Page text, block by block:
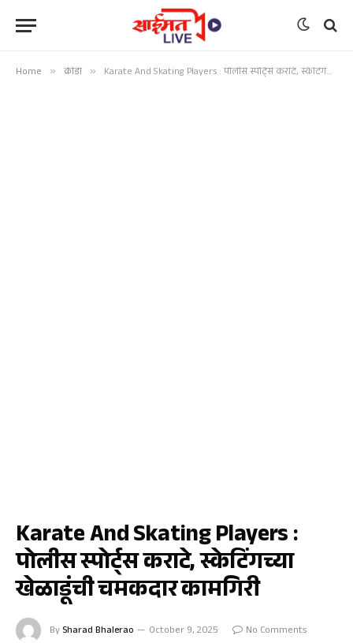
Home » क्रीडा » Karate And Skating Players : पोलीस स्पोर्ट्स कराटे, स्केटिंगच्या खेळाडूंची चमकदार कामगिरी
Karate And Skating Players :
पोलीस स्पोर्ट्स कराटे, स्केटिंगच्या
खेळाडूंची चमकदार कामगिरी
By Sharad Bhalerao October 9, 2025
No Comments